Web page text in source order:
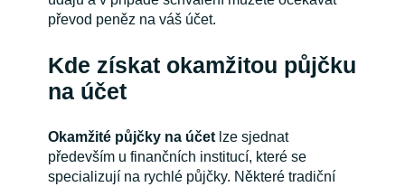
převod peněz na váš účet.
Kde získat okamžitou půjčku
na účet
Okamžité půjčky na účetlze sjednat
především u finančních institucí, které se
specializují na rychlé půjčky. Některé tradiční